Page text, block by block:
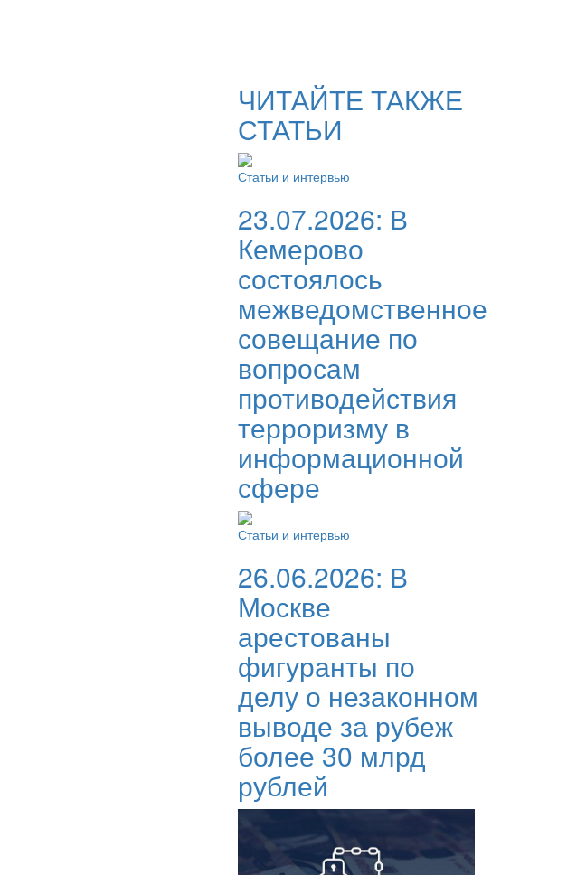
ЧИТАЙТЕ ТАКЖЕ
СТАТЬИ
Статьи и интервью
23.07.2026: В
Кемерово
состоялось
межведомственное
совещание по
вопросам
противодействия
терроризму в
информационной
сфере
Статьи и интервью
26.06.2026: В
Москве
арестованы
фигуранты по
делу о незаконном
выводе за рубеж
более 30 млрд
рублей